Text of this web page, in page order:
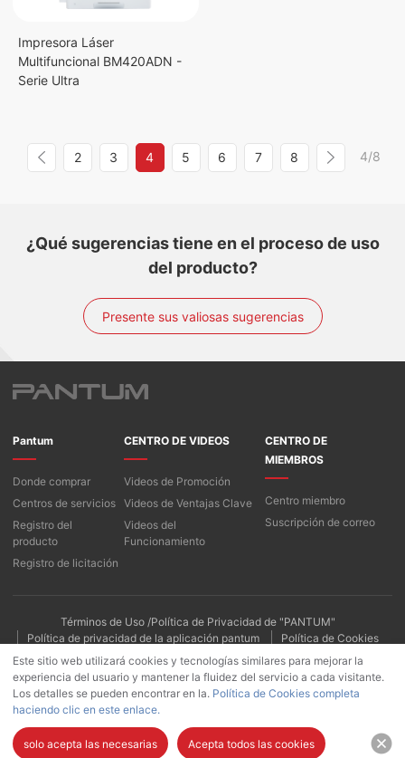
Impresora Láser
Multifuncional BM420ADN -
Serie Ultra
2 3 4 5 6 7 8 4/8
¿Qué sugerencias tiene en el proceso de uso
del producto?
Presente sus valiosas sugerencias
Pantum
Donde comprar
Centros de servicios
Registro del
producto
Registro de licitación
CENTRO DE VIDEOS
Videos de Promoción
Videos de Ventajas Clave
Videos del
Funcionamiento
CENTRO DE
MIEMBROS
Centro miembro
Suscripción de correo
Términos de Uso /Política de Privacidad de "PANTUM"
Política de privacidad de la aplicación pantum
Política de Cookies
Este sitio web utilizará cookies y tecnologías similares para mejorar la
experiencia del usuario y mantener la fluidez del servicio a cada visitante.
Los detalles se pueden encontrar en la. Política de Cookies completa
haciendo clic en este enlace.
solo acepta las necesarias Acepta todos las cookies